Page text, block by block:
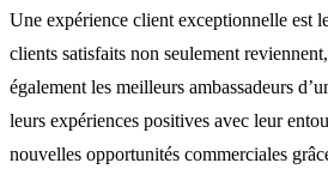
Une expérience client exceptionnelle est
clients satisfaits non seulement
également les meilleurs ambassadeurs
leurs expériences positives avec leur
nouvelles opportunités commerciales